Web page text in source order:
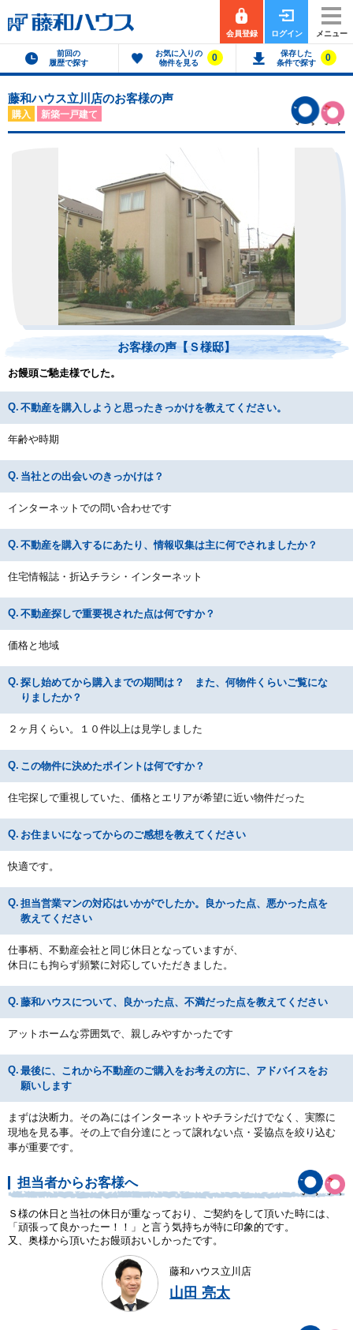
会員登録 ログイン メニュー
前回の
履歴で探す
お気に入りの
物件を見る
0
保存した
条件で探す
0
藤和ハウス立川店のお客様の声
購入 新築一戸建て
お客様の声【Ｓ様邸】
お饅頭ご馳走様でした。
不動産を購入しようと思ったきっかけを教えてください。
年齢や時期
当社との出会いのきっかけは？
インターネットでの問い合わせです
不動産を購入するにあたり、情報収集は主に何でされましたか？
住宅情報誌・折込チラシ・インターネット
不動産探しで重要視された点は何ですか？
価格と地域
探し始めてから購入までの期間は？ また、何物件くらいご覧にな
りましたか？
２ヶ月くらい。１０件以上は見学しました
この物件に決めたポイントは何ですか？
住宅探しで重視していた、価格とエリアが希望に近い物件だった
お住まいになってからのご感想を教えてください
快適です。
担当営業マンの対応はいかがでしたか。良かった点、悪かった点を
教えてください
仕事柄、不動産会社と同じ休日となっていますが、
休日にも拘らず頻繁に対応していただきました。
藤和ハウスについて、良かった点、不満だった点を教えてください
アットホームな雰囲気で、親しみやすかったです
最後に、これから不動産のご購入をお考えの方に、アドバイスをお
願いします
まずは決断力。その為にはインターネットやチラシだけでなく、実際に
現地を見る事。その上で自分達にとって譲れない点・妥協点を絞り込む
事が重要です。
担当者からお客様へ
Ｓ様の休日と当社の休日が重なっており、ご契約をして頂いた時には、
「頑張って良かったー！！」と言う気持ちが特に印象的です。
又、奥様から頂いたお饅頭おいしかったです。
藤和ハウス立川店
山田 亮太